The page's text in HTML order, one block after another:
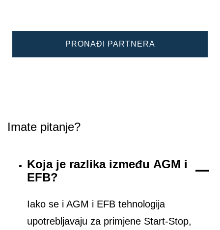
PRONAĐI PARTNERA
Imate pitanje?
Koja je razlika između AGM i
EFB?
Iako se i AGM i EFB tehnologija
upotrebljavaju za primjene Start-Stop,